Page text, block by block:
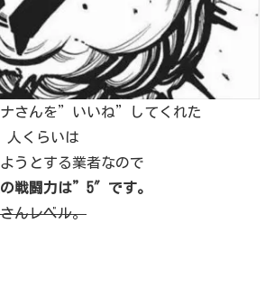
ナさんを”いいね”してくれた
くらいは
うとする業者なので
の戦闘力は”5″です。
んレベル。